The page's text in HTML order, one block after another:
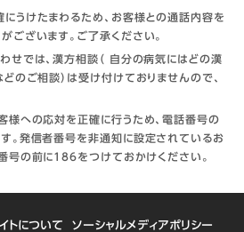
うけたまわるため、お客様との通話内容を
ございます。ご了承ください。
せでは、漢方相談（ 自分の病気にはどの漢
のご相談）は受け付けておりませんので、
様への応対を正確に行うため、電話番号の
。発信者番号を非通知に設定されているお
号の前に186をつけておかけください。
トについて ソーシャルメディアポリシー